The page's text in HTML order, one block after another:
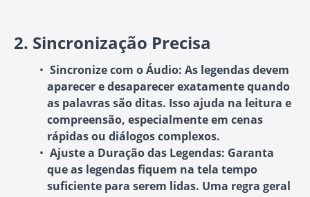
2. Sincronização Precisa
Sincronize com o Áudio: As legendas devem
aparecer e desaparecer exatamente quando
as palavras são ditas. Isso ajuda na leitura e
compreensão, especialmente em cenas
rápidas ou diálogos complexos.
Ajuste a Duração das Legendas: Garanta
que as legendas fiquem na tela tempo
suficiente para serem lidas. Uma regra geral